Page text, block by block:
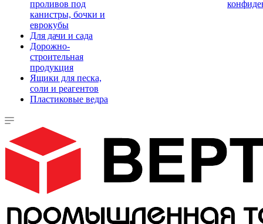
проливов под
канистры, бочки и
еврокубы
Для дачи и сада
Дорожно-
строительная
продукция
Ящики для песка,
соли и реагентов
Пластиковые ведра